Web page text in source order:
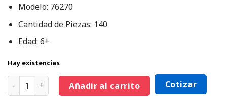
Modelo: 76270
Cantidad de Piezas: 140
Edad: 6+
Hay existencias
Añadir al carrito Cotizar